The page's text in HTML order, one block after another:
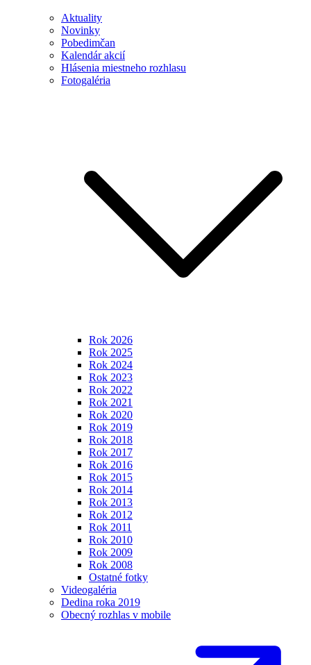
Aktuality
Novinky
Pobedimčan
Kalendár akcií
Hlásenia miestneho rozhlasu
Fotogaléria
Rok 2026
Rok 2025
Rok 2024
Rok 2023
Rok 2022
Rok 2021
Rok 2020
Rok 2019
Rok 2018
Rok 2017
Rok 2016
Rok 2015
Rok 2014
Rok 2013
Rok 2012
Rok 2011
Rok 2010
Rok 2009
Rok 2008
Ostatné fotky
Videogaléria
Dedina roka 2019
Obecný rozhlas v mobile